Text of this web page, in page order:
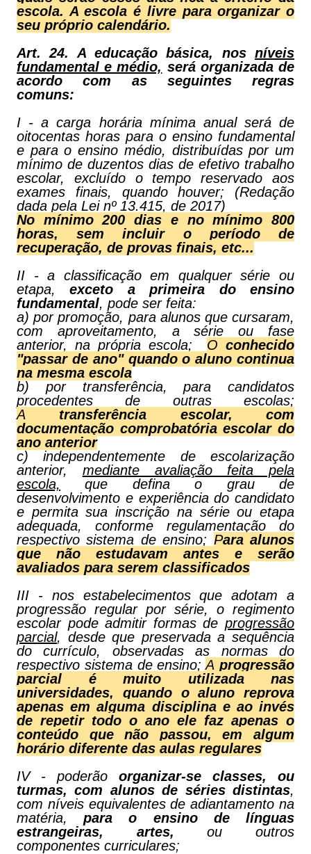
escola. A escola é livre para organizar o
seu próprio calendário.
Art. 24. A educação básica, nos níveis
fundamental e médio, será organizada de
acordo com as seguintes regras
comuns:
I - a carga horária mínima anual será de
oitocentas horas para o ensino fundamental
e para o ensino médio, distribuídas por um
mínimo de duzentos dias de efetivo trabalho
escolar, excluído o tempo reservado aos
exames finais, quando houver; (Redação
dada pela Lei nº 13.415, de 2017)
No mínimo 200 dias e no mínimo 800
horas, sem incluir o período de
recuperação, de provas finais, etc...
II - a classificação em qualquer série ou
etapa,exceto a primeira do ensino
fundamental, pode ser feita:
a) por promoção, para alunos que cursaram,
com aproveitamento, a série ou fase
anterior, na própria escola; O conhecido
"passar de ano" quando o aluno continua
na mesma escola
b) por transferência, para candidatos
procedentes de outras escolas;
A transferência escolar, com
documentação comprobatória escolar do
ano anterior
c) independentemente de escolarização
anterior, mediante avaliação feita pela
escola, que defina o grau de
desenvolvimento e experiência do candidato
e permita sua inscrição na série ou etapa
adequada, conforme regulamentação do
respectivo sistema de ensino; Para alunos
que não estudavam antes e serão
avaliados para serem classificados
III - nos estabelecimentos que adotam a
progressão regular por série, o regimento
escolar pode admitir formas de progressão
parcial, desde que preservada a sequência
do currículo, observadas as normas do
respectivo sistema de ensino;A progressão
parcial é muito utilizada nas
universidades, quando o aluno reprova
apenas em alguma disciplina e ao invés
de repetir todo o ano ele faz apenas o
conteúdo que não passou, em algum
horário diferente das aulas regulares
IV - poderão organizar-se classes, ou
turmas, com alunos de séries distintas,
com níveis equivalentes de adiantamento na
matéria,para o ensino de línguas
estrangeiras, artes, ou outros
componentes curriculares;